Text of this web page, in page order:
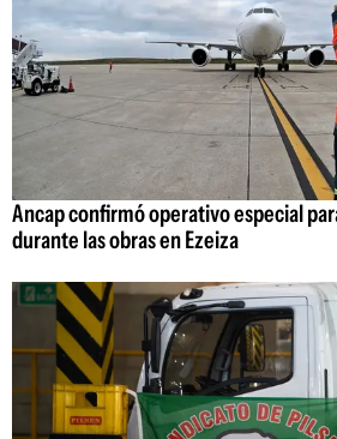
Ancap confirmó operativo especial
durante las obras en Ezeiza